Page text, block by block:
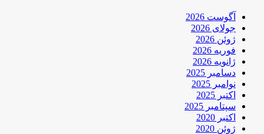
آگوست 2026
جولای 2026
ژوئن 2026
فوریه 2026
ژانویه 2026
دسامبر 2025
نوامبر 2025
اکتبر 2025
سپتامبر 2025
اکتبر 2020
ژوئن 2020